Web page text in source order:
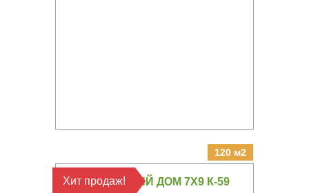
120 м2
КАРКАСНЫЙ ДОМ 7Х9 К-59
Хит продаж!